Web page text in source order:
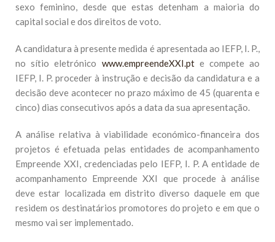
sexo feminino, desde que estas detenham a maioria do
capital social e dos direitos de voto.
A candidatura à presente medida é apresentada ao IEFP, I. P.,
no sítio eletrónico www.empreendeXXI.pte compete ao
IEFP, I. P. proceder à instrução e decisão da candidatura e a
decisão deve acontecer no prazo máximo de 45 (quarenta e
cinco) dias consecutivos após a data da sua apresentação.
A análise relativa à viabilidade económico-financeira dos
projetos é efetuada pelas entidades de acompanhamento
Empreende XXI, credenciadas pelo IEFP, I. P. A entidade de
acompanhamento Empreende XXI que procede à análise
deve estar localizada em distrito diverso daquele em que
residem os destinatários promotores do projeto e em que o
mesmo vai ser implementado.